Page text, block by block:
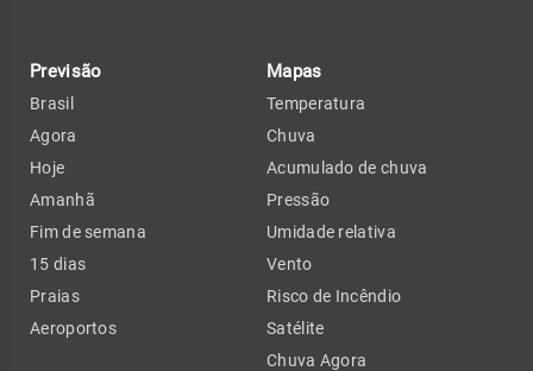
Previsão
Brasil
Agora
Hoje
Amanhã
Fim de semana
15 dias
Praias
Aeroportos
Mapas
Temperatura
Chuva
Acumulado de chuva
Pressão
Umidade relativa
Vento
Risco de Incêndio
Satélite
Chuva Agora